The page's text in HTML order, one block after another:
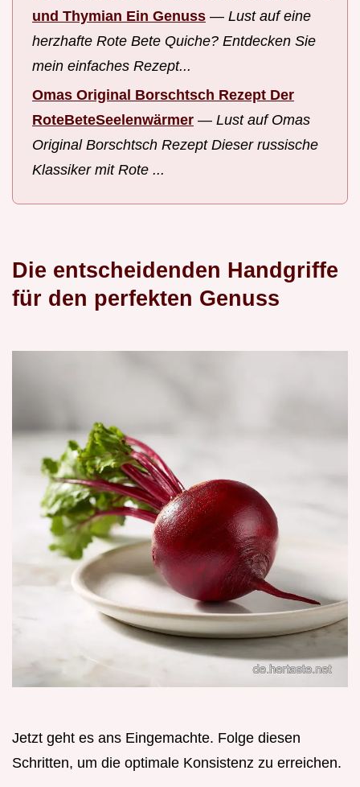
und Thymian Ein Genuss — Lust auf eine
herzhafte Rote Bete Quiche? Entdecken Sie
mein einfaches Rezept...
Omas Original Borschtsch Rezept Der
RoteBeteSeelenwärmer — Lust auf Omas
Original Borschtsch Rezept Dieser russische
Klassiker mit Rote ...
Die entscheidenden Handgriffe
für den perfekten Genuss
Jetzt geht es ans Eingemachte. Folge diesen
Schritten, um die optimale Konsistenz zu erreichen.